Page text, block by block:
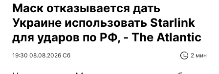
Маск отказывается дать
Украине использовать Starlink
для ударов по РФ, - The Atlantic
19:30 08.08.2026 Сб 2 мин